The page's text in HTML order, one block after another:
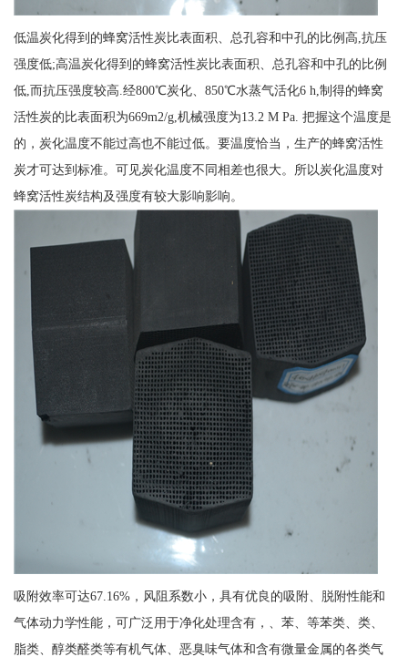
低温炭化得到的蜂窝活性炭比表面积、总孔容和中孔的比例高,抗压
强度低;高温炭化得到的蜂窝活性炭比表面积、总孔容和中孔的比例
低,而抗压强度较高.经800℃炭化、850℃水蒸气活化6 h,制得的蜂窝
活性炭的比表面积为669m2/g,机械强度为13.2 M Pa. 把握这个温度是
的，炭化温度不能过高也不能过低。要温度恰当，生产的蜂窝活性
炭才可达到标准。可见炭化温度不同相差也很大。所以炭化温度对
蜂窝活性炭结构及强度有较大影响影响。
吸附效率可达67.16%，风阻系数小，具有优良的吸附、脱附性能和
气体动力学性能，可广泛用于净化处理含有，、苯、等苯类、类、
脂类、醇类醛类等有机气体、恶臭味气体和含有微量金属的各类气